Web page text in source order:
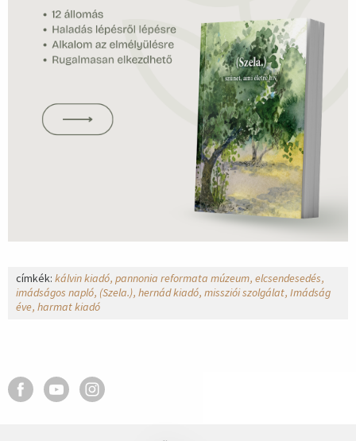
címkék: kálvin kiadó pannonia reformata múzeum elcsendesedés
imádságos napló (Szela.) hernád kiadó missziói szolgálat Imádság
éve harmat kiadó